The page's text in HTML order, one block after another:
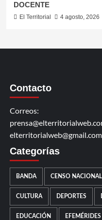
DOCENTE
El Territorial 4 agosto, 2026
Contacto
Correos:
elterritorialweb@gmail.com
Categorías
BANDA CENSO NACIONAL
CULTURA DEPORTES
EDUCACIÓN EFEMÉRIDES